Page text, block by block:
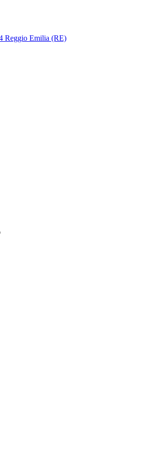
Reggio Emilia (RE)